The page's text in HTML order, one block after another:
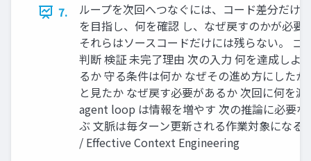
7.
ループを次回へつなぐには、コード差分だけ
を目指し、何を確認 し、なぜ戻すのかが必要
それらはソースコードだけには残らない。 ゴ
判断 検証 未完了理由 次の入力 何を達成しよ
るか 守る条件は何か なぜその進め方にしたか
と見たか なぜ戻す必要があるか 次回に何を渡
agent loop は情報を増やす 次の推論に必要な
ぶ 文脈は毎ターン更新される作業対象になる
/ Effective Context Engineering